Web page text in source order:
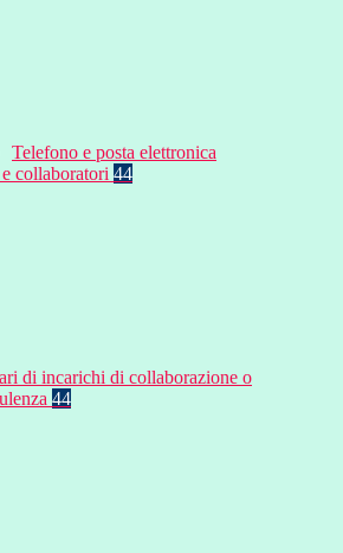
Telefono e posta elettronica
collaboratori 44
di incarichi di collaborazione o
44